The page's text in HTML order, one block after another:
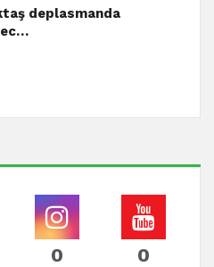
deplasmanda
0 0